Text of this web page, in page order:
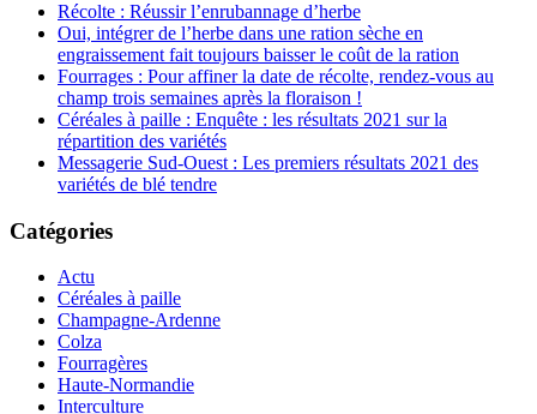
Récolte : Réussir l’enrubannage d’herbe
Oui, intégrer de l’herbe dans une ration sèche en
engraissement fait toujours baisser le coût de la ration
Fourrages : Pour affiner la date de récolte, rendez-vous au
champ trois semaines après la floraison !
Céréales à paille : Enquête : les résultats 2021 sur la
répartition des variétés
Messagerie Sud-Ouest : Les premiers résultats 2021 des
variétés de blé tendre
Catégories
Actu
Céréales à paille
Champagne-Ardenne
Colza
Fourragères
Haute-Normandie
Interculture